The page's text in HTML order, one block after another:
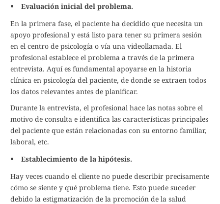
Evaluación inicial del problema.
En la primera fase, el paciente ha decidido que necesita un
apoyo profesional y está listo para tener su primera sesión
en el centro de psicología o vía una videollamada. El
profesional establece el problema a través de la primera
entrevista. Aquí es fundamental apoyarse en la historia
clínica en psicología del paciente, de donde se extraen todos
los datos relevantes antes de planificar.
Durante la entrevista, el profesional hace las notas sobre el
motivo de consulta e identifica las características principales
del paciente que están relacionadas con su entorno familiar,
laboral, etc.
Establecimiento de la hipótesis.
Hay veces cuando el cliente no puede describir precisamente
cómo se siente y qué problema tiene. Esto puede suceder
debido la estigmatización de la promoción de la salud